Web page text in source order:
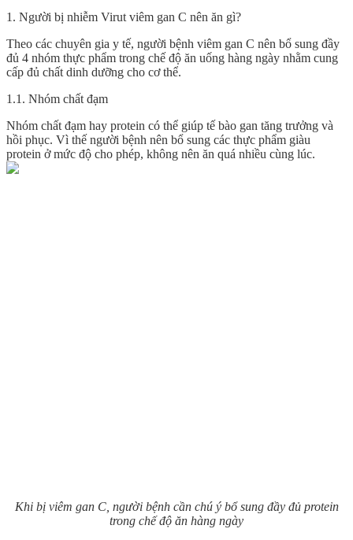
1. Người bị nhiễm Virut viêm gan C nên ăn gì?
Theo các chuyên gia y tế, người bệnh viêm gan C nên bổ sung đầy
đủ 4 nhóm thực phẩm trong chế độ ăn uống hàng ngày nhằm cung
cấp đủ chất dinh dưỡng cho cơ thể.
1.1. Nhóm chất đạm
Nhóm chất đạm hay protein có thể giúp tế bào gan tăng trưởng và
hồi phục. Vì thế người bệnh nên bổ sung các thực phẩm giàu
protein ở mức độ cho phép, không nên ăn quá nhiều cùng lúc.
Khi bị viêm gan C, người bệnh cần chú ý bổ sung đầy đủ protein
trong chế độ ăn hàng ngày